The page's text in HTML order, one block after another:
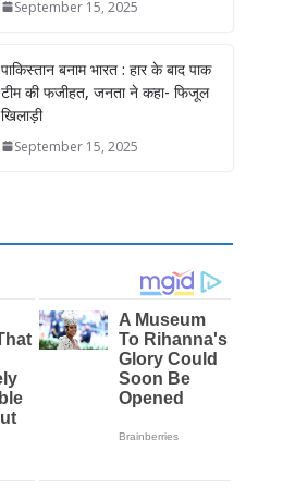
September 15, 2025
पाकिस्तान बनाम भारत : हार के बाद पाक
टीम की फजीहत, जनता ने कहा- फिजूल
खिलाड़ी
September 15, 2025